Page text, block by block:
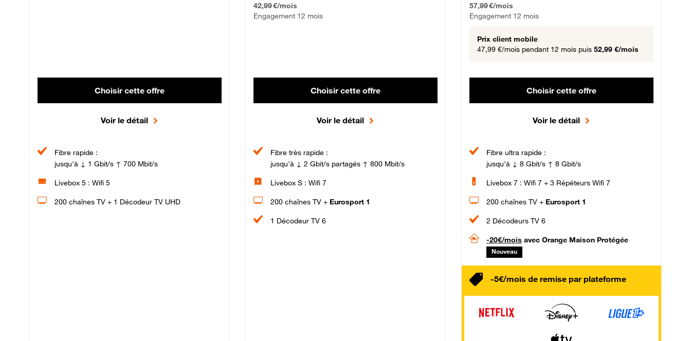
Choisir cette offre
Voir le détail
Fibre rapide :
jusqu'à ↓ 1 Gbit/s ↑ 700 Mbit/s
Livebox 5 : Wifi 5
200 chaînes TV + 1 Décodeur TV UHD
42,99 €/mois
Engagement 12 mois
Choisir cette offre
Voir le détail
Fibre très rapide :
jusqu'à ↓ 2 Gbit/s partagés ↑ 800 Mbit/s
Livebox S : Wifi 7
200 chaînes TV + Eurosport 1
1 Décodeur TV 6
57,99 €/mois
Engagement 12 mois
Prix client mobile
47,99 €/mois pendant 12 mois puis 52,99 €/mois
Choisir cette offre
Voir le détail
Fibre ultra rapide :
jusqu'à ↓ 8 Gbit/s ↑ 8 Gbit/s
Livebox 7 : Wifi 7 + 3 Répéteurs Wifi 7
200 chaînes TV + Eurosport 1
2 Décodeurs TV 6
-20€/mois avec Orange Maison Protégée
Nouveau
-5€/mois de remise par plateforme